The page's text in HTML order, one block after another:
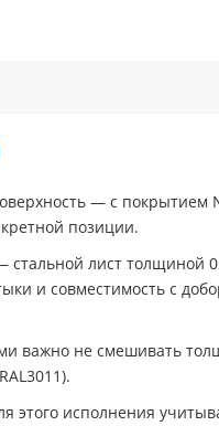
— с покрытием
позиции.
стальной лист толщиной
и совместимость с
важно не смешивать
этого исполнения